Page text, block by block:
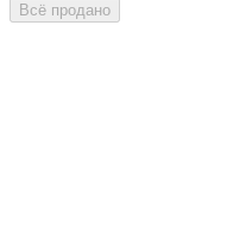
Всё продано